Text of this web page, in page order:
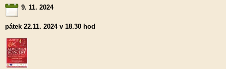
9. 11. 2024
pátek 22.11. 2024 v 18.30 hod